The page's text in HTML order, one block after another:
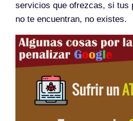
servicios que ofrezcas, si tus
no te encuentran, no existes.